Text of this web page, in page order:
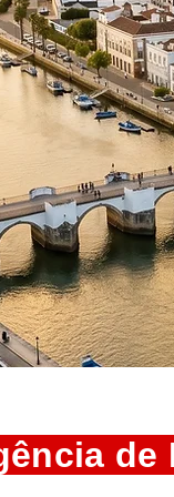
de